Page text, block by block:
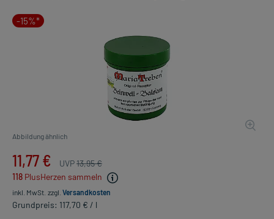
-15%*
Abbildung ähnlich
11,77 € UVP13,95 €
118 PlusHerzen sammeln
inkl. MwSt. zzgl. Versandkosten
Grundpreis: 117,70 € / l